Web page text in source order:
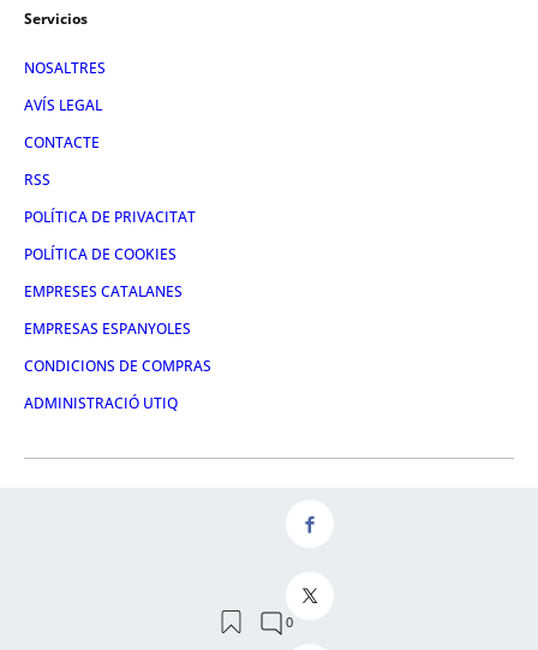
Servicios
NOSALTRES
AVÍS LEGAL
CONTACTE
RSS
POLÍTICA DE PRIVACITAT
POLÍTICA DE COOKIES
EMPRESES CATALANES
EMPRESAS ESPANYOLES
CONDICIONS DE COMPRAS
ADMINISTRACIÓ UTIQ